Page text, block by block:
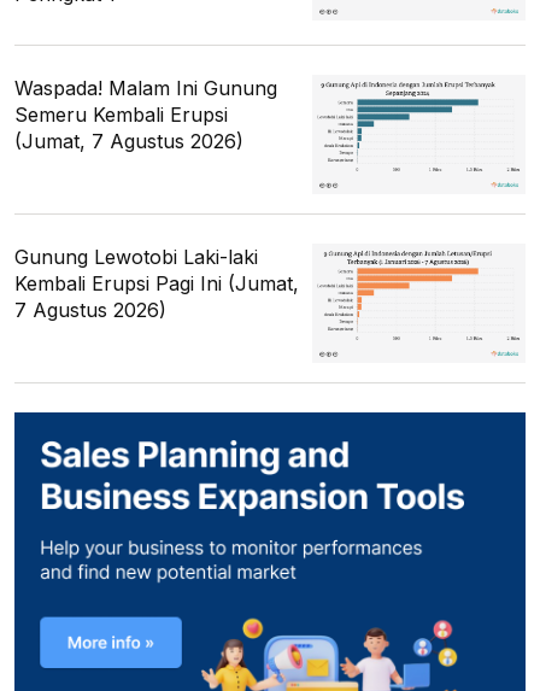
Waspada! Malam Ini Gunung
Semeru Kembali Erupsi
(Jumat, 7 Agustus 2026)
Gunung Lewotobi Laki-laki
Kembali Erupsi Pagi Ini (Jumat,
7 Agustus 2026)